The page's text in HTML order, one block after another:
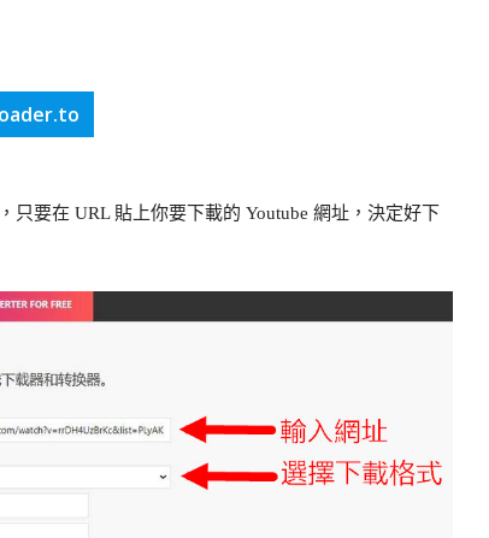
只要在 URL 貼上你要下載的 Youtube 網址，決定好下